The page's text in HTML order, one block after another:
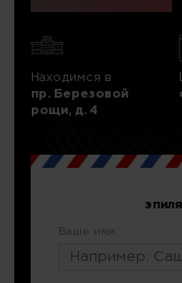
Находимся в
пр. Березовой
рощи, д. 4
Ваше имя: